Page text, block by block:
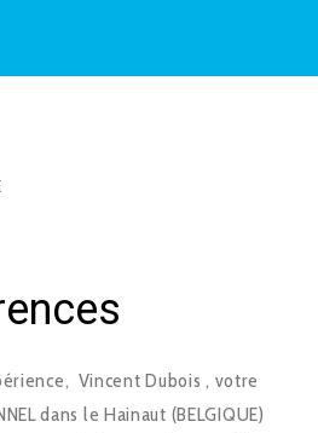
Vincent Dubois , votre
dans le Hainaut (BELGIQUE)